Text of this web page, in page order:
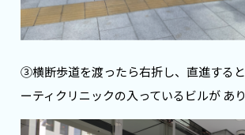
③横断歩道を渡ったら右折し、直進する
ーティクリニックの入っているビルが あり